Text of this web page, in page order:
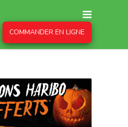
COMMANDER EN LIGNE